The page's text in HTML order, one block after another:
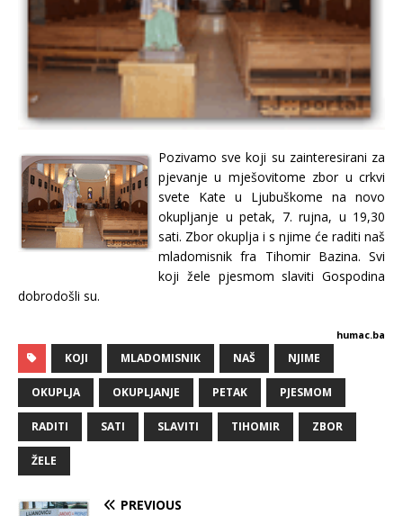
Pozivamo sve koji su zainteresirani za
pjevanje u mješovitome zbor u crkvi
svete Kate u Ljubuškome na novo
okupljanje u petak, 7. rujna, u 19,30
sati. Zbor okuplja i s njime će raditi naš
mladomisnik fra Tihomir Bazina. Svi
koji žele pjesmom slaviti Gospodina
dobrodošli su.
humac.ba
KOJI MLADOMISNIK NAŠ NJIME
OKUPLJA OKUPLJANJE PETAK PJESMOM
RADITI SATI SLAVITI TIHOMIR ZBOR
ŽELE
PREVIOUS